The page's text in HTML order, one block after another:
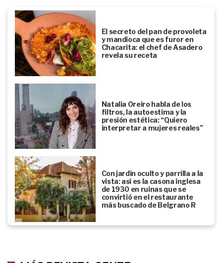
El secreto del pan de provoleta
y mandioca que es furor en
Chacarita: el chef de Asadero
revela su receta
Natalia Oreiro habla de los
filtros, la autoestima y la
presión estética: “Quiero
interpretar a mujeres reales”
Con jardín oculto y parrilla a la
vista: así es la casona inglesa
de 1930 en ruinas que se
convirtió en el restaurante
más buscado de Belgrano R